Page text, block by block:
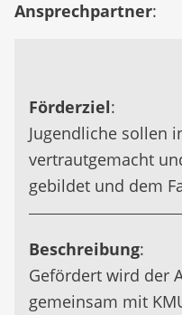
Ansprechpartner:
Förderziel:
Jugendliche sollen
vertrautgemacht
gebildet und dem
Beschreibung:
Gefördert wird der
gemeinsam mit